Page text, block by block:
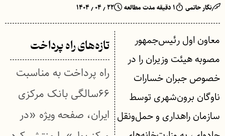
نگار حاتمی ۱ دقیقه مدت مطالعه ۲۲ ٫ ۰۴ ٫ ۱۴۰۴
معاون اول رئیس‌جمهور
مصوبه هیئت وزیران را در
خصوص جبران خسارات
ناوگان برون‌شهری توسط
سازمان راهداری و حمل‌ونقل
تازه‌های راه پرداخت
راه پرداخت به مناسبت
۶۶سالگی بانک مرکزی
ایران، صفحه ویژه «در